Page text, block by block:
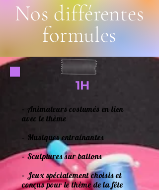
Nos différentes
formules
1H
– Animateurs costumés en lien
avec le thème
– Musiques entraînantes
– Sculptures sur ballons
– Jeux spécialement choisis et
conçus pour le thème de la fête